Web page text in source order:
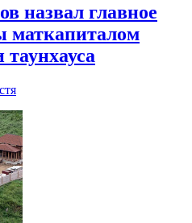
назвал главное
маткапиталом